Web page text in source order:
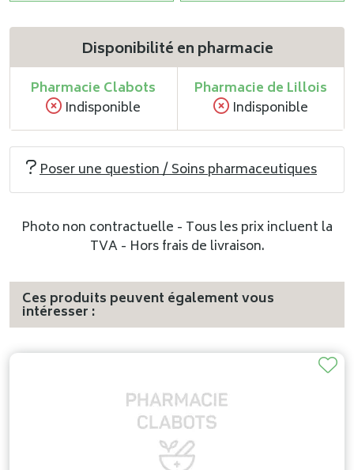
Disponibilité en pharmacie
Pharmacie Clabots
Indisponible
Pharmacie de Lillois
Indisponible
Poser une question / Soins pharmaceutiques
Photo non contractuelle - Tous les prix incluent la
TVA - Hors frais de livraison.
Ces produits peuvent également vous
intéresser :